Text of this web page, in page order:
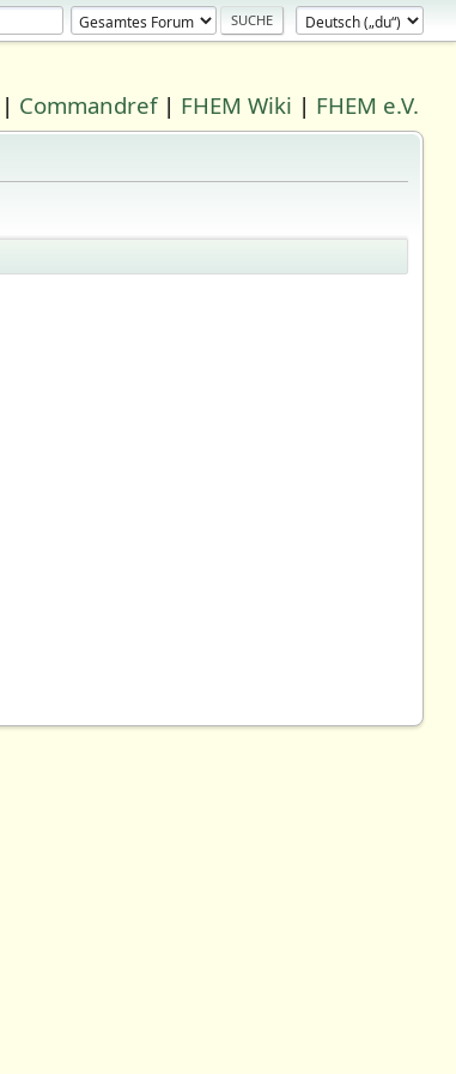
| Commandref| FHEM Wiki | FHEM e.V.